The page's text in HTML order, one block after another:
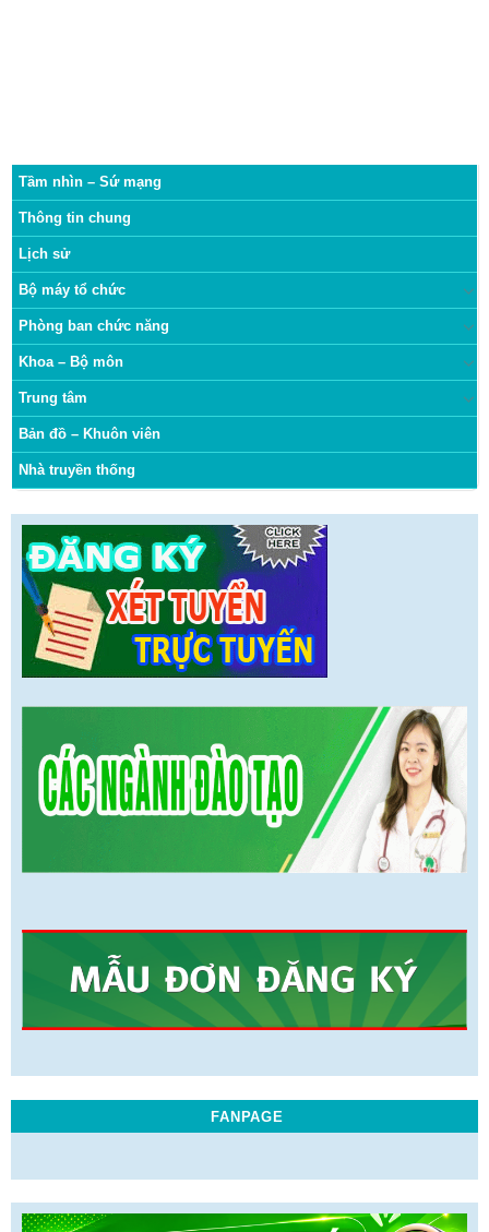
Tầm nhìn – Sứ mạng
Thông tin chung
Lịch sử
Bộ máy tổ chức
Phòng ban chức năng
Khoa – Bộ môn
Trung tâm
Bản đồ – Khuôn viên
Nhà truyền thống
FANPAGE